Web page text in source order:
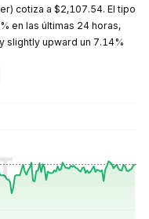
cotiza a $2,107.54. El tipo
en las últimas 24 horas,
slightly upward un 7.14%